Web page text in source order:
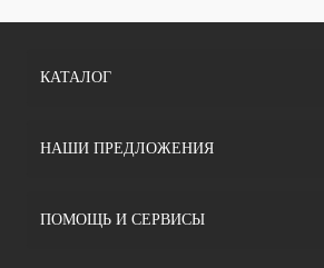
КАТАЛОГ
НАШИ ПРЕДЛОЖЕНИЯ
ПОМОЩЬ И СЕРВИСЫ